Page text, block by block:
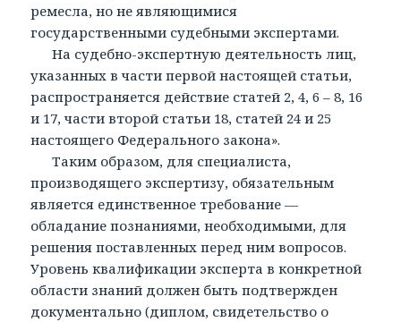
ремесла, но не являющимися
государственными судебными экспертами.
На судебно-экспертную деятельность лиц,
указанных в части первой настоящей статьи,
распространяется действие статей 2, 4, 6 – 8, 16
и 17, части второй статьи 18, статей 24 и 25
настоящего Федерального закона».
Таким образом, для специалиста,
производящего экспертизу, обязательным
является единственное требование —
обладание познаниями, необходимыми, для
решения поставленных перед ним вопросов.
Уровень квалификации эксперта в конкретной
области знаний должен быть подтвержден
документально (диплом, свидетельство о